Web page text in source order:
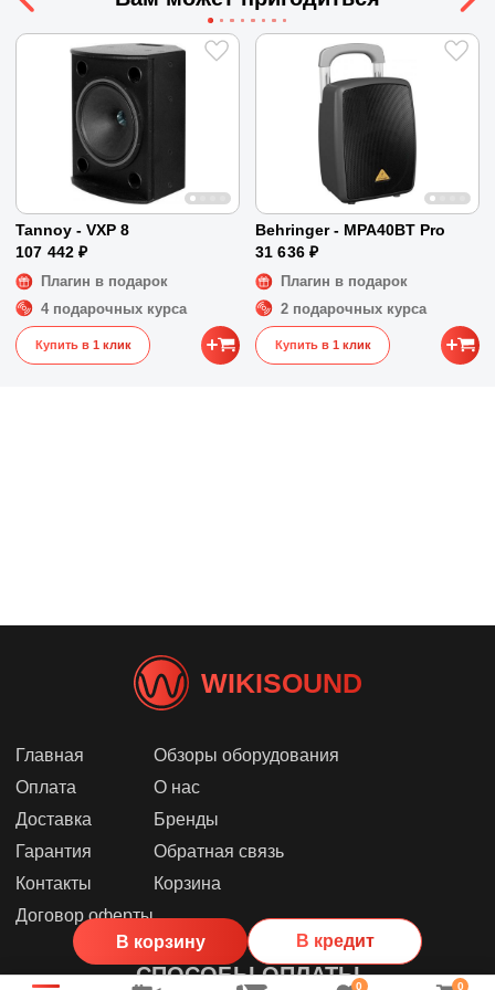
В корзину В кредит
Принудительная система охлаждения
4 степени защиты.
Индикаторы сигнала, перегрузки, срабатывания
защиты на каждом канале.
Шаговые регуляторы выходного уровня на
каждом канале, утапливаемые в корпус.
Питание 220В/ 50 Гц.
Потребляемая мощность 140 Вт ( макс.) на канал
Tannoy - VXP 8
107 442 ₽
Плагин в подарок
4 подарочных курса
Купить в 1 клик
Behringer - MPA40BT Pro
31 636 ₽
Плагин в подарок
2 подарочных курса
Купить в 1 клик
WIKISOUND
Главная
Оплата
Доставка
Гарантия
Контакты
Договор оферты
Обзоры оборудования
О нас
Бренды
Обратная связь
Корзина
СПОСОБЫ ОПЛАТЫ0 0